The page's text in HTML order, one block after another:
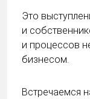
Это
и
и процессов
бизнесом.
Встречаемся